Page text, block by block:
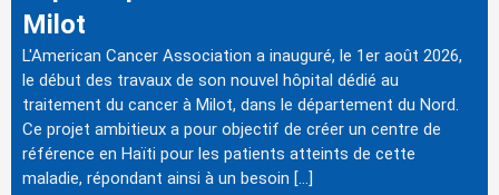
Milot
L'American Cancer Association a inauguré, le 1er août 2026,
le début des travaux de son nouvel hôpital dédié au
traitement du cancer à Milot, dans le département du Nord.
Ce projet ambitieux a pour objectif de créer un centre de
référence en Haïti pour les patients atteints de cette
maladie, répondant ainsi à un besoin […]